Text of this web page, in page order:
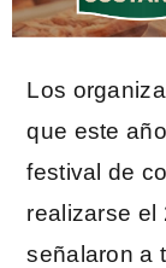
Los
que este
festival de
realizarse el
señalaron a